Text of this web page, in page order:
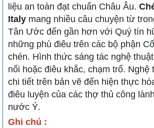
liệu an toàn đạt chuẩn Châu Âu.
Italy mang nhiều câu chuyện từ
Tân Ước đến gần hơn với Quý tín
những phù điêu trên các bộ phận
chén. Hình thức sáng tác nghệ
nổi hoặc điêu khắc, chạm trổ. Nghệ
chi tiết trên bản vẽ đến hiện thực
điêu luyện của các thợ thủ công
nước Ý.
Ghi chú :